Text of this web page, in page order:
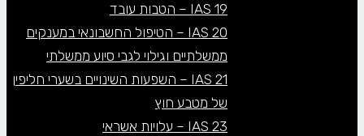
IAS 19 – הטבות עובד
IAS 20 – הטיפול החשבונאי במענקים
ממשלתיים וגילוי לגבי סיוע ממשלתי
IAS 21 – השפעות השינויים בשערי חליפין
של מטבע חוץ
IAS 23 – עלויות אשראי